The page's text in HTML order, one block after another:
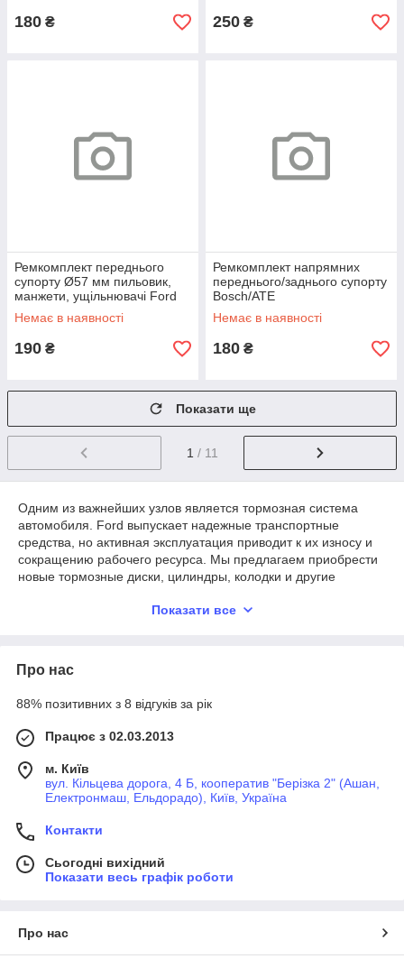
180 ₴ 250 ₴
Ремкомплект переднього
супорту Ø57 мм пильовик,
манжети, ущільнювачі Ford
EcoSport 11-, Focus 2, 3, 4
05-, С-Max
Немає в наявності
190 ₴
Ремкомплект напрямних
переднього/заднього супорту
Bosch/ATE
Немає в наявності
180 ₴
Показати ще
1 / 11
Одним из важнейших узлов является тормозная система
автомобиля. Ford выпускает надежные транспортные
средства, но активная эксплуатация приводит к их износу и
сокращению рабочего ресурса. Мы предлагаем приобрести
новые тормозные диски, цилиндры, колодки и другие
запчасти, так и аналоги от проверенных производителей.
ходе личной разборки «Форд». Если вам нужны
качественные и недорогие запчасти тормозной системы,
обращайтесь в наш интернет-магазин!
диски и другие детали
Ассортимент деталей для автомобилей «Форд» включает в
себя:
тормозные диски;
бачки;
вакуумные усилители;
Показати все
Про нас
88% позитивних з 8 відгуків за рік
Працює з 02.03.2013
м. Київ
вул. Кільцева дорога, 4 Б, кооператив "Берізка 2" (Ашан,
Електронмаш, Ельдорадо), Київ, Україна
Контакти
Сьогодні вихідний
Показати весь графік роботи
Про нас